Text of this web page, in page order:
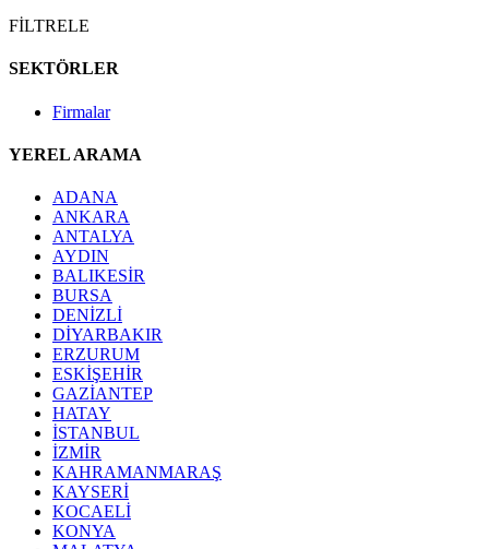
FİLTRELE
SEKTÖRLER
Firmalar
YEREL ARAMA
ADANA
ANKARA
ANTALYA
AYDIN
BALIKESİR
BURSA
DENİZLİ
DİYARBAKIR
ERZURUM
ESKİŞEHİR
GAZİANTEP
HATAY
İSTANBUL
İZMİR
KAHRAMANMARAŞ
KAYSERİ
KOCAELİ
KONYA